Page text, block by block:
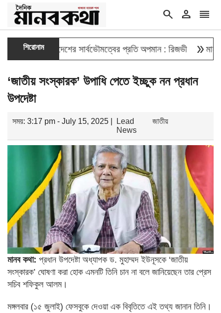
search person reorder
শিরোনাম
বাংলাদেশের সার্বভৌমত্বের প্রতি অপমান : রিজভী double_arrowমাহবুব আলী
‘জাতীয় সংস্কারক’ উপাধি পেতে ইচ্ছুক নন প্রধান
উপদেষ্টা
সময়: 3:17 pm - July 15, 2025 |
Lead
News
জাতীয়
মানব কথা: প্রধান উপদেষ্টা অধ্যাপক ড. মুহাম্মদ ইউনূসকে ‘জাতীয়
সংস্কারক’ ঘোষণা করা হোক এমনটি তিনি চান না বলে জানিয়েছেন তার প্রেস
সচিব শফিকুল আলম।
মঙ্গলবার (১৫ জুলাই) ফেসবুকে দেওয়া এক বিবৃতিতে এই তথ্য জানান তিনি।